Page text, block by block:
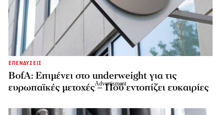
ΕΠΕΝΔΥΣΕΙΣ
BofA: Επιμένει στο underweight για τις
ευρωπαϊκές μετοχές – Πού εντοπίζει ευκαιρίες